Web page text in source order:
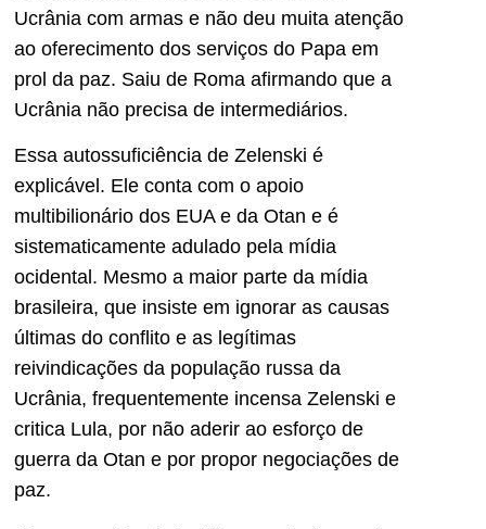
Ucrânia com armas e não deu muita atenção
ao oferecimento dos serviços do Papa em
prol da paz. Saiu de Roma afirmando que a
Ucrânia não precisa de intermediários.
Essa autossuficiência de Zelenski é
explicável. Ele conta com o apoio
multibilionário dos EUA e da Otan e é
sistematicamente adulado pela mídia
ocidental. Mesmo a maior parte da mídia
brasileira, que insiste em ignorar as causas
últimas do conflito e as legítimas
reivindicações da população russa da
Ucrânia, frequentemente incensa Zelenski e
critica Lula, por não aderir ao esforço de
guerra da Otan e por propor negociações de
paz.